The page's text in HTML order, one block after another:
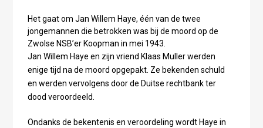
Het gaat om Jan Willem Haye, één van de twee
jongemannen die betrokken was bij de moord op de
Zwolse NSB’er Koopman in mei 1943.
Jan Willem Haye en zijn vriend Klaas Muller werden
enige tijd na de moord opgepakt. Ze bekenden schuld
en werden vervolgens door de Duitse rechtbank ter
dood veroordeeld.
Ondanks de bekentenis en veroordeling wordt Haye in